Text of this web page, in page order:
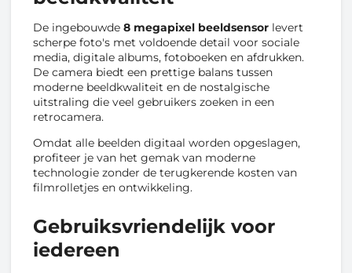
De ingebouwde 8 megapixel beeldsensor levert
scherpe foto's met voldoende detail voor sociale
media, digitale albums, fotoboeken en afdrukken.
De camera biedt een prettige balans tussen
moderne beeldkwaliteit en de nostalgische
uitstraling die veel gebruikers zoeken in een
retrocamera.
Omdat alle beelden digitaal worden opgeslagen,
profiteer je van het gemak van moderne
technologie zonder de terugkerende kosten van
filmrolletjes en ontwikkeling.
Gebruiksvriendelijk voor
iedereen